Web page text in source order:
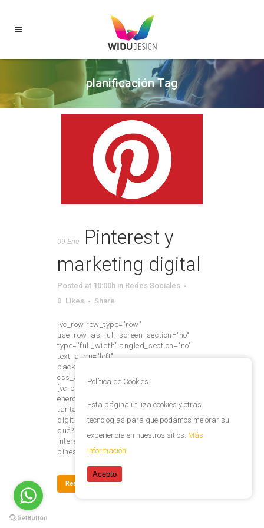
planificación Tag
09 Ene
Pinterest y
marketing digital
Posted at 10:00h in Redes Sociales
0 Likes Share
[vc_row row_type="row"
use_row_as_full_screen_section="no"
type="full_width" angled_section="no"
text_align="left"
background_image_as_pattern="without_pattern"
css_animation=""][vc_column]
[vc_column_text] Desde su aparición en
enero de 2010, Pinterest no había tenido
tanta relevancia a nivel de marketing
digital hasta ahora. ¿Te preguntas por
qué? ¡Compartimos algunos datos muy
interesantes sobre esta red social! Los
pines de Pinterest son...
Read More
Política de Cookies
Esta página utiliza cookies y otras
tecnologías para que podamos mejorar su
experiencia en nuestros sitios: Más
información.
Acepto